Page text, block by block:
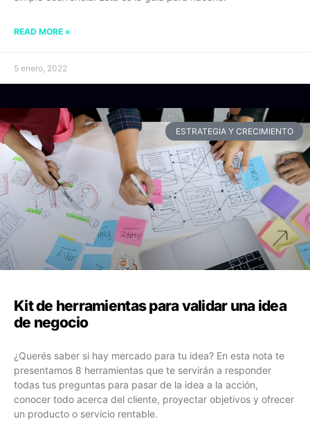
READ MORE »
5 enero, 2022
ESTRATEGIA Y CRECIMIENTO
Kit de herramientas para validar una idea
de negocio
¿Querés saber si hay mercado para tu idea? En esta nota te
presentamos 8 herramientas que te servirán a responder
todas tus preguntas para pasar de la idea a la acción,
conocer todo acerca del cliente, proyectar objetivos y ofrecer
un producto o servicio rentable.